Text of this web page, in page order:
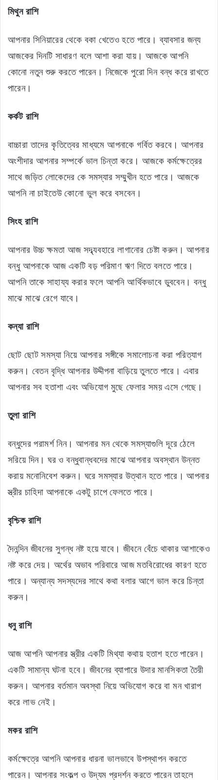
মিথুন রাশি
আপনার সিনিয়ারের থেকে বকা খেতেও হতে পারে। ব্যাবসার জন্য
আজকের দিনটি সাধারণ বলে আশা করা যায়। আজকে আপনি
কোনো নতুন শুরু করতে পারেন। নিজেকে পুরো দিন বন্ধ করে রাখতে
পারেন।
কর্কট রাশি
বাচ্চারা তাদের কৃতিত্বের মাধ্যমে আপনাকে গর্বিত করবে। আপনার
অংশীদার আপনার সম্পর্কে ভাল চিন্তা করে। আজকে কর্মক্ষেত্রের
সাথে জড়িত লোকেদের কে সমস্যার সম্মুখীন হতে পারে। আজকে
আপনি না চাইতেউ কোনো ভুল করে বসবেন।
সিংহ রাশি
আপনার উচ্চ ক্ষমতা আজ সদ্ব্যবহারে লাগানোর চেষ্টা করুন। আপনার
বন্ধু আপনাকে আজ একটি বড় পরিমাণ ঋণ দিতে বলতে পারে।
আপনি তাকে সাহায্য করার ফলে আপনি আর্থিকভাবে ডুববেন। বন্ধু
মাঝে মাঝে রেগে যাবে।
কন্যা রাশি
ছোট ছোট সমস্যা নিয়ে আপনার সঙ্গীকে সমালোচনা করা পরিত্যাগ
করুন। বেতন বৃদ্ধি আপনার উদ্দীপনা বাড়িয়ে তুলতে পারে। এবার
আপনার সব হতাশা এবং অভিযোগ মুছে ফেলার সময় এসে গেছে।
তুলা রাশি
বন্ধুদের পরামর্শ নিন। আপনার মন থেকে সমস্যাগুলি দূরে ঠেলে
সরিয়ে দিন। ঘর ও বন্ধুবান্ধবদের মাঝে আপনার অবস্থান উন্নত
করায় মনোনিবেশ করুন। ঘরে সমস্যার উত্থান হতে পারে। আপনার
স্ত্রীর চাহিদা আপনাকে একটু চাপে ফেলতে পারে।
বৃশ্চিক রাশি
দৈনন্দিন জীবনের সুগন্ধ নষ্ট হয়ে যাবে। জীবনে বেঁচে থাকার আশাকেও
নষ্ট করে দেয়। অর্থের অভাব পরিবারে আজ মতবিরোধের কারণ হতে
পারে। অন্যান্য সদস্যদের সাথে কথা বলার আগে ভাল করে চিন্তা
করুন।
ধনু রাশি
আজ আপনি আপনার স্ত্রীর একটি মিথ্যা কথায় হতাশ হতে পারেন।
একটি সামান্য ঘটনা হবে। জীবনের ব্যাপারে উদার মানসিকতা তৈরী
করুন। আপনার বর্তমান অবস্থা নিয়ে অভিযোগ করে বা মন খারাপ
করে লাভ নেই।
মকর রাশি
কর্মক্ষেত্রে আপনি আপনার ধারনা ভালভাবে উপস্থাপন করতে
পারেন। আপনার সংকল্প ও উদ্যম প্রদর্শন করতে পারেন তাহলে